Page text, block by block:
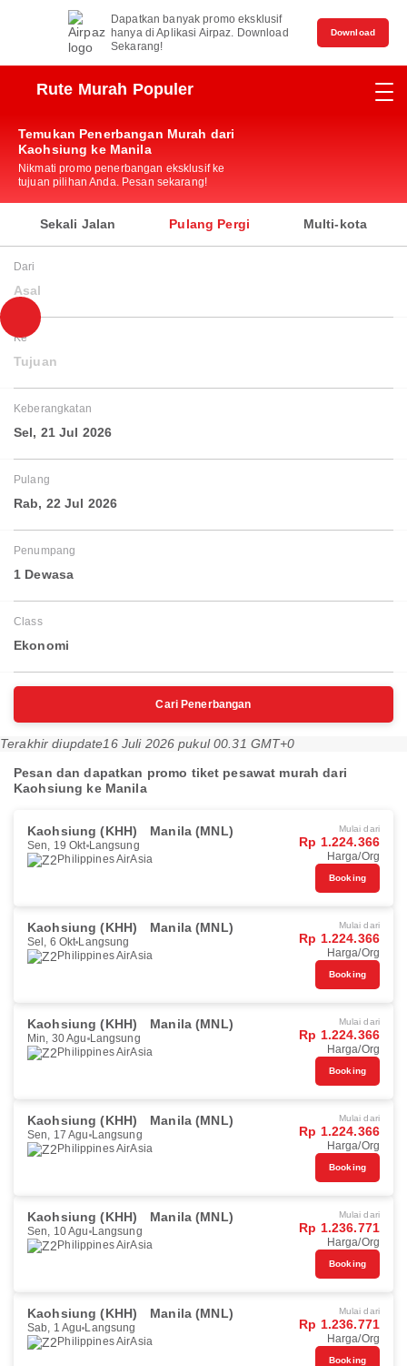
Dapatkan banyak promo eksklusif
hanya di Aplikasi Airpaz. Download
Sekarang!
Download
Rute Murah Populer
Temukan Penerbangan Murah dari
Kaohsiung ke Manila
Nikmati promo penerbangan eksklusif ke
tujuan pilihan Anda. Pesan sekarang!
Sekali Jalan Pulang Pergi Multi-kota
Dari
Asal
Ke
Tujuan
Keberangkatan
Sel, 21 Jul 2026
Pulang
Rab, 22 Jul 2026
Penumpang
1 Dewasa
Class
Ekonomi
Cari Penerbangan
Terakhir diupdate16 Juli 2026 pukul 00.31 GMT+0
Pesan dan dapatkan promo tiket pesawat murah dari
Kaohsiung ke Manila
Kaohsiung (KHH) Manila (MNL)
Sen, 19 Okt Langsung
Philippines AirAsia
Mulai dari
Rp 1.224.366
Harga/Org
Booking
Kaohsiung (KHH) Manila (MNL)
Sel, 6 Okt Langsung
Philippines AirAsia
Mulai dari
Rp 1.224.366
Harga/Org
Booking
Kaohsiung (KHH) Manila (MNL)
Min, 30 Agu Langsung
Philippines AirAsia
Mulai dari
Rp 1.224.366
Harga/Org
Booking
Kaohsiung (KHH) Manila (MNL)
Sen, 17 Agu Langsung
Philippines AirAsia
Mulai dari
Rp 1.224.366
Harga/Org
Booking
Kaohsiung (KHH) Manila (MNL)
Sen, 10 Agu Langsung
Philippines AirAsia
Mulai dari
Rp 1.236.771
Harga/Org
Booking
Kaohsiung (KHH) Manila (MNL)
Sab, 1 Agu Langsung
Philippines AirAsia
Mulai dari
Rp 1.236.771
Harga/Org
Booking